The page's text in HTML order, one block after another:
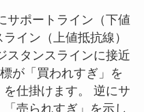
サポートライン（下値
イン（上値抵抗線）
スタンスラインに接近
が「買われすぎ」を
仕掛けます。 逆にサ
売られすぎ」を示し